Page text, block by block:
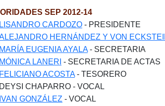
SEP 2012-14
CARDOZO - PRESIDENTE
HERNÁNDEZ Y VON
EUGENIA AYALA- SECRETARIA
LANERI - SECRETARIA DE ACTAS
ACOSTA- TESORERO
CHAPARRO - VOCAL
GONZÁLEZ - VOCAL